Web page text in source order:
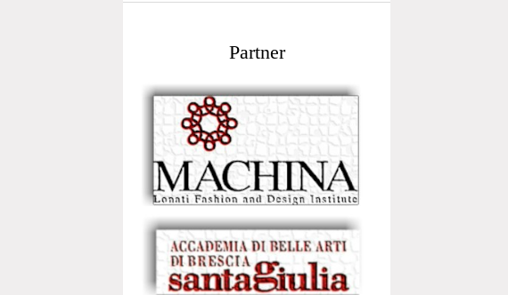
Partner